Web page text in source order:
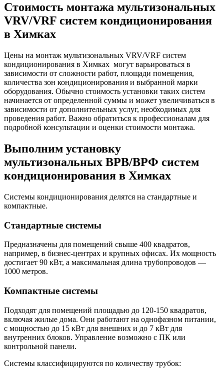
Стоимость монтажа мультизональных
VRV/VRF систем кондиционирования
в Химках
Цены на монтаж мультизональных VRV/VRF систем
кондиционирования в Химках могут варьироваться в
зависимости от сложности работ, площади помещения,
количества зон кондиционирования и выбранной марки
оборудования. Обычно стоимость установки таких систем
начинается от определенной суммы и может увеличиваться в
зависимости от дополнительных услуг, необходимых для
проведения работ. Важно обратиться к профессионалам для
подробной консультации и оценки стоимости монтажа.
Выполним установку
мультизональных ВРВ/ВРФ систем
кондиционирования в Химках
Системы кондиционирования делятся на стандартные и
компактные.
Стандартные системы
Предназначены для помещений свыше 400 квадратов,
например, в бизнес-центрах и крупных офисах. Их мощность
достигает 90 кВт, а максимальная длина трубопроводов —
1000 метров.
Компактные системы
Подходят для помещений площадью до 120-150 квадратов,
включая жилые дома. Они работают на однофазном питании,
с мощностью до 15 кВт для внешних и до 7 кВт для
внутренних блоков. Управление возможно с ПК или
контрольной панели.
Системы классифицируются по количеству трубок: